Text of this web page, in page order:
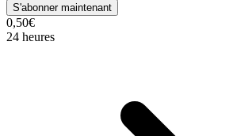
S'abonner maintenant
0,50€
24 heures